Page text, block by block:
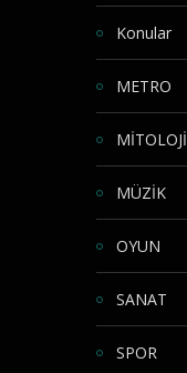
Konular
METRO
MİTOLOJİ
MÜZİK
OYUN
SANAT
SPOR